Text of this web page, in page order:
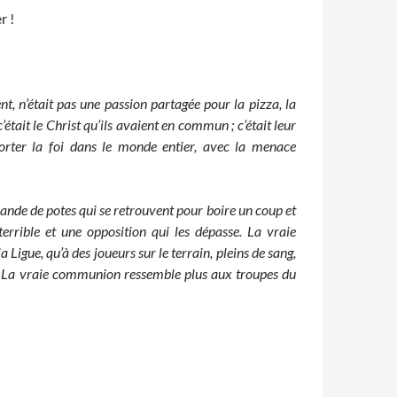
!
n’était pas une passion partagée pour la pizza, la
le Christ qu’ils avaient en commun ; c’était leur
la foi dans le monde entier, avec la menace
de potes qui se retrouvent pour boire un coup et
et une opposition qui les dépasse. La vraie
qu’à des joueurs sur le terrain, pleins de sang,
vraie communion ressemble plus aux troupes du